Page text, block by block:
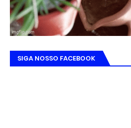
SIGA NOSSO FACEBOOK